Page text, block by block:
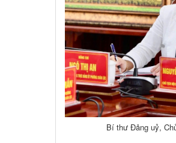
Bí thư Đảng uỷ,